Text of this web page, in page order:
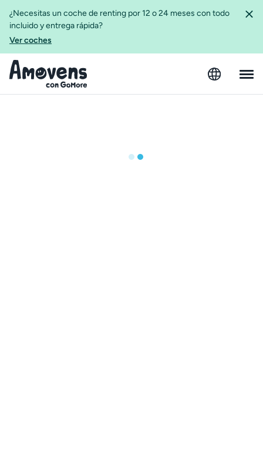
¿Necesitas un coche de renting por 12 o 24 meses con todo
incluido y entrega rápida?
Ver coches